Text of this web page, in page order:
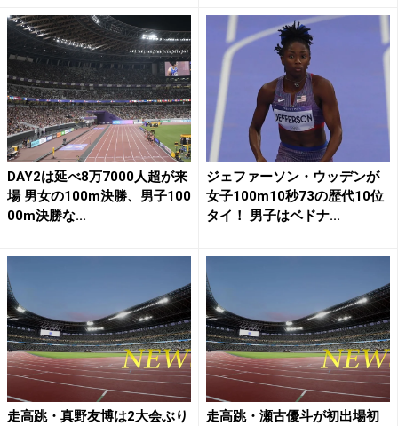
DAY2は延べ8万7000人超が来
場 男女の100m決勝、男子100
00m決勝な...
ジェファーソン・ウッデンが
女子100m10秒73の歴代10位
タイ！ 男子はベドナ...
走高跳・真野友博は2大会ぶり
走高跳・瀬古優斗が初出場初